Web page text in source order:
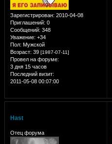
Зарегистрирован: 2010-04-08
Приглашений: 0
Сообщений: 348
Уважение: +34
Пол: Мужской
Возраст: 39 [1987-07-11]
Провел на форуме:
3 дня 15 часов
Последний визит:
2011-05-08 00:07:00
Hast
Отец форума